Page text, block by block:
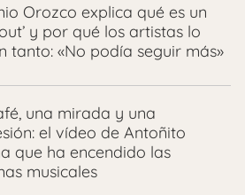
Orozco explica qué es un
y por qué los artistas lo
tanto: «No podía seguir más»
una mirada y una
el vídeo de Antoñito
que ha encendido las
musicales